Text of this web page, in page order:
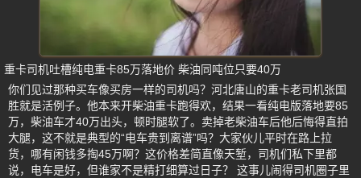
重卡司机吐槽纯电重卡85万落地价 柴油同吨位只要40万
你们见过那种买车像买房一样的司机吗？河北唐山的重卡老司机张国
胜就是活例子。他本来开柴油重卡跑得欢，结果一看纯电版落地要85
万，柴油车才40万出头，顿时腿软了。卖掉老柴油车后他后悔得直拍
大腿，这不就是典型的“电车贵到离谱”吗？大家伙儿平时在路上拉
货，哪有闲钱多掏45万啊？这价格差简直像天堑，司机们私下里都
说，电车是好，但谁家不是精打细算过日子？ 这事儿闹得司机圈子里